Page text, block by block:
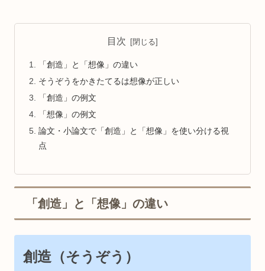
目次
「創造」と「想像」の違い
そうぞうをかきたてるは想像が正しい
「創造」の例文
「想像」の例文
論文・小論文で「創造」と「想像」を使い分ける視
点
「創造」と「想像」の違い
創造（そうぞう）